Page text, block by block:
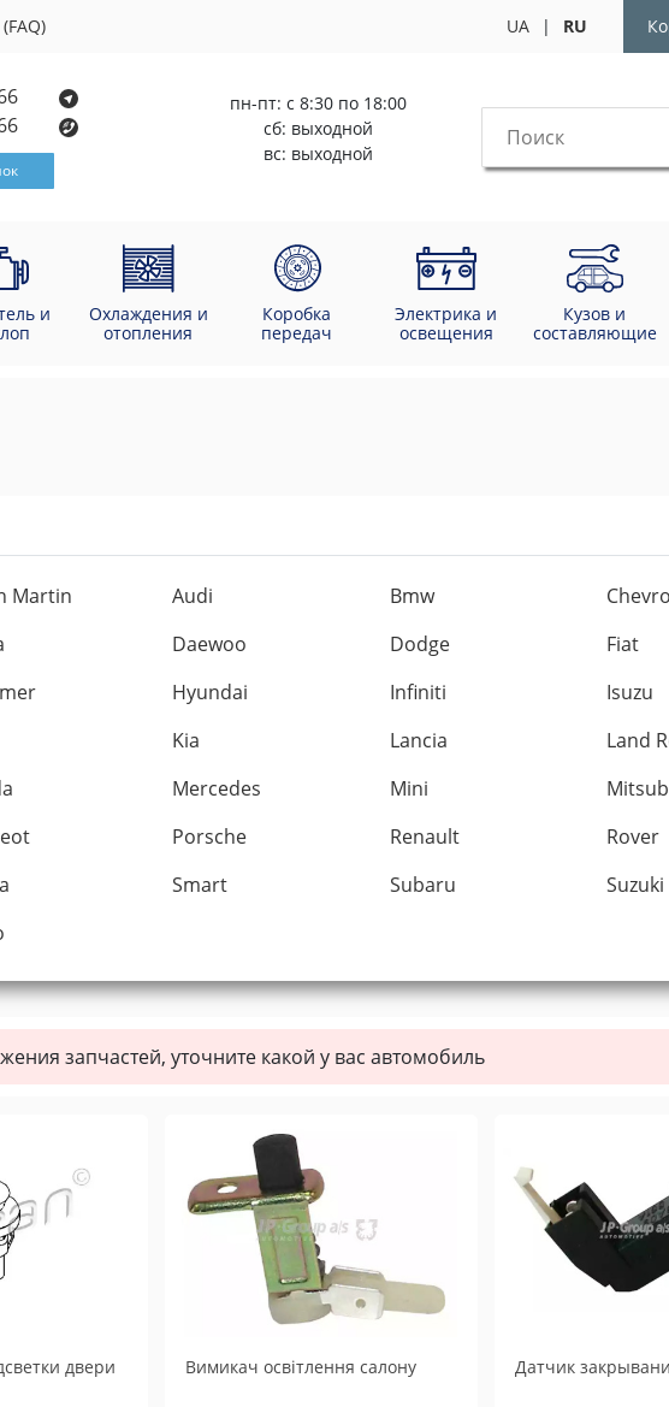
UA | RU
пн-пт: с 8:30 по 18:00
сб: выходной
вс: выходной
и
Охлаждения и
отопления
Коробка
передач
Электрика и
освещения
Кузов и
составляющие
Martin Audi Bmw
Daewoo Dodge
Fiat
Hyundai Infiniti
Isuzu
Kia Lancia
Land
Mercedes Mini
Porsche Renault
Rover
Smart Subaru
Suzuki
запчастей, уточните какой у вас автомобиль
двери Вимикач освiтлення салону Датчик